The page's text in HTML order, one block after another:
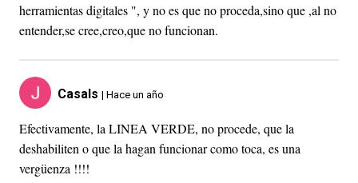
herramientas digitales ", y no es que no proceda,sino que ,al no
entender,se cree,creo,que no funcionan.
Casals | Hace un año
Efectivamente, la LINEA VERDE, no procede, que la
deshabiliten o que la hagan funcionar como toca, es una
vergüenza !!!!